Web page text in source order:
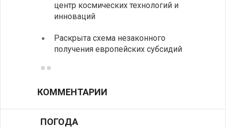
центр космических технологий и
инноваций
Раскрыта схема незаконного
получения европейских субсидий
КОММЕНТАРИИ
ПОГОДА